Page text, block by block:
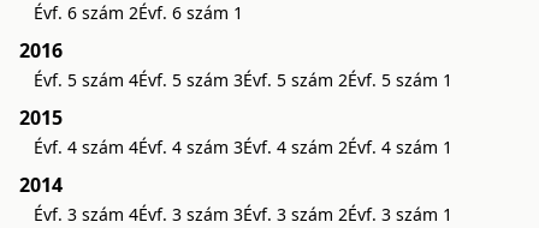
Évf. 6 szám 2Évf. 6 szám 1
2016
Évf. 5 szám 4Évf. 5 szám 3Évf. 5 szám 2Évf. 5 szám 1
2015
Évf. 4 szám 4Évf. 4 szám 3Évf. 4 szám 2Évf. 4 szám 1
2014
Évf. 3 szám 4Évf. 3 szám 3Évf. 3 szám 2Évf. 3 szám 1